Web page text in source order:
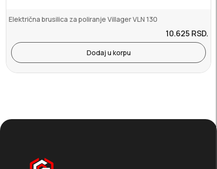
Električna brusilica za poliranje Villager VLN 130
10.625 RSD.
Dodaj u korpu